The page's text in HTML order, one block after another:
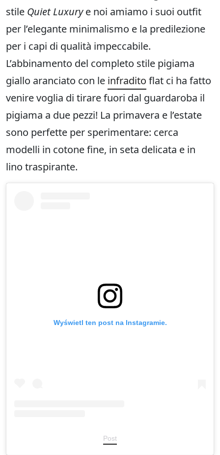
stile Quiet Luxurye noi amiamo i suoi outfit
per l’elegante minimalismo e la predilezione
per i capi di qualità impeccabile.
L’abbinamento del completo stile pigiama
giallo aranciato con le infradito flat ci ha fatto
venire voglia di tirare fuori dal guardaroba il
pigiama a due pezzi! La primavera e l’estate
sono perfette per sperimentare: cerca
modelli in cotone fine, in seta delicata e in
lino traspirante.
Wyświetl ten post na Instagramie.
Post